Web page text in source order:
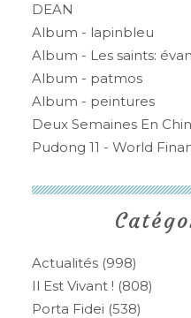
Actualités (998)
Il Est Vivant ! (808)
Porta Fidei (538)
DEAN
Album - lapinbleu
Album - Les saints:
Album - patmos
Album - peintures
Deux Semaines En
Pudong 11 - World